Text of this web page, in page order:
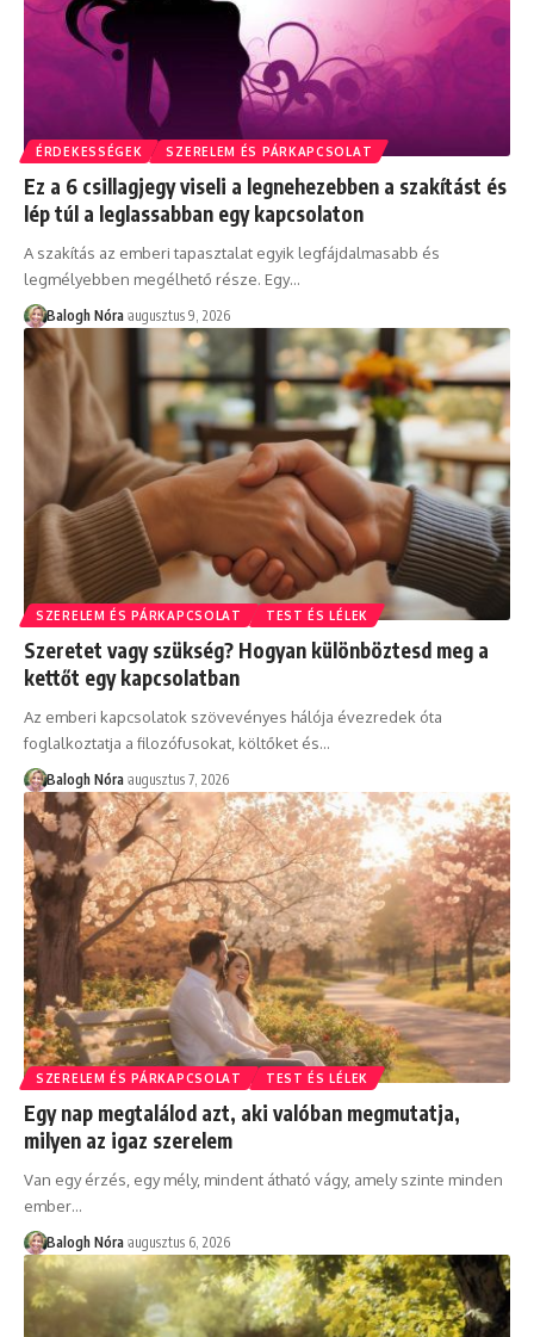
ÉRDEKESSÉGEK SZERELEM ÉS PÁRKAPCSOLAT
Ez a 6 csillagjegy viseli a legnehezebben a szakítást és
lép túl a leglassabban egy kapcsolaton
A szakítás az emberi tapasztalat egyik legfájdalmasabb és
legmélyebben megélhető része. Egy…
Balogh Nóra augusztus 9, 2026
SZERELEM ÉS PÁRKAPCSOLAT TEST ÉS LÉLEK
Szeretet vagy szükség? Hogyan különböztesd meg a
kettőt egy kapcsolatban
Az emberi kapcsolatok szövevényes hálója évezredek óta
foglalkoztatja a filozófusokat, költőket és…
Balogh Nóra augusztus 7, 2026
SZERELEM ÉS PÁRKAPCSOLAT TEST ÉS LÉLEK
Egy nap megtalálod azt, aki valóban megmutatja,
milyen az igaz szerelem
Van egy érzés, egy mély, mindent átható vágy, amely szinte minden
ember…
Balogh Nóra augusztus 6, 2026